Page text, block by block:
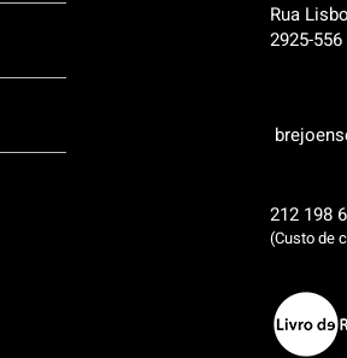
Rua
2925-556
212 198
(Custo de